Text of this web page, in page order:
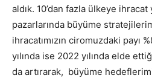
aldık. 10’dan fazla ülkeye
pazarlarında büyüme
ihracatımızın ciromuzdaki payı
yılında ise 2022 yılında elde
da artırarak, büyüme